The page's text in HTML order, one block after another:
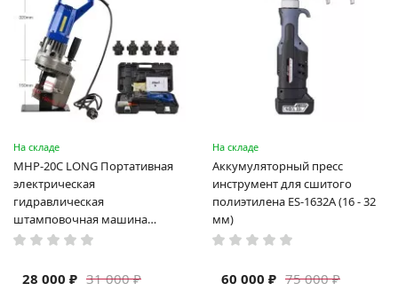
На складе
MHP-20C LONG Портативная
электрическая
гидравлическая
штамповочная машина
высокая мощность и мощный
машина
31 000 ₽
28 000 ₽
На складе
Аккумуляторный пресс
инструмент для сшитого
полиэтилена ES-1632A (16 - 32
мм)
75 000 ₽
60 000 ₽